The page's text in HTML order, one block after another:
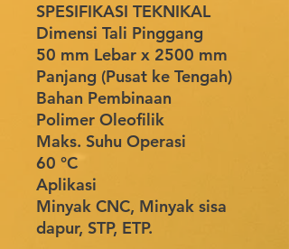
SPESIFIKASI TEKNIKAL
Dimensi Tali Pinggang
50 mm Lebar x 2500 mm
Panjang (Pusat ke Tengah)
Bahan Pembinaan
Polimer Oleofilik
Maks. Suhu Operasi
60 °C
Aplikasi
Minyak CNC, Minyak sisa
dapur, STP, ETP.